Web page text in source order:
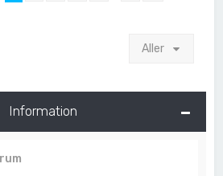
Aller
Information